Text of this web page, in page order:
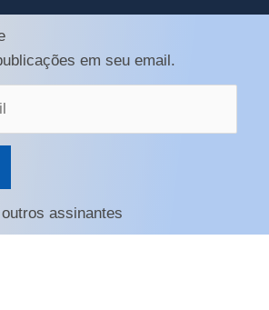
em seu email.
assinantes